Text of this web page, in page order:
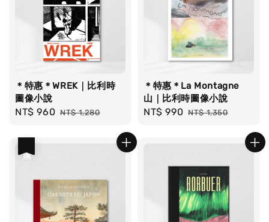
＊特惠＊WREK｜比利時
圖像小說
Sale
NT$ 960 Regular
NT$ 1,280
＊特惠＊La Montagne
山｜比利時圖像小說
Sale
NT$ 990 Regular
NT$ 1,350